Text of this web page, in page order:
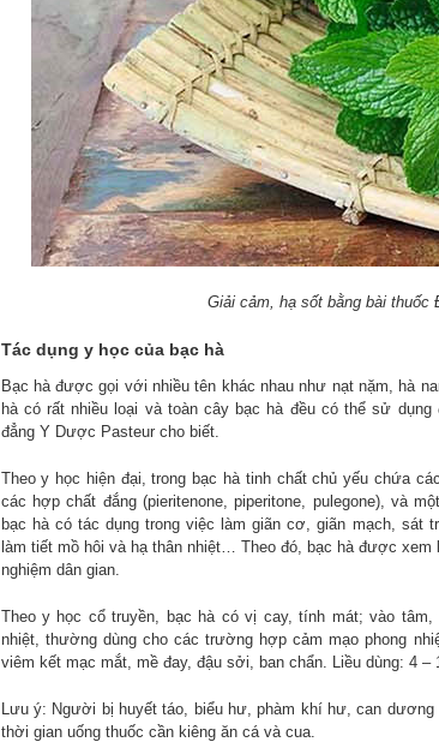
Giải cảm, hạ sốt bằng bài thuốc
Tác dụng y học của bạc hà
Bạc hà được gọi với nhiều tên khác nhau như nạt nặm, hà
hà có rất nhiều loại và toàn cây bạc hà đều có thể sử
đẳng Y Dược Pasteur cho biết.
Theo y học hiện đại, trong bạc hà tinh chất chủ yếu chứa
các hợp chất đắng (pieritenone, piperitone, pulegone), và
bạc hà có tác dụng trong việc làm giãn cơ, giãn mạch, sát
làm tiết mồ hôi và hạ thân nhiệt… Theo đó, bạc hà được
nghiệm dân gian.
Theo y học cổ truyền, bạc hà có vị cay, tính mát; vào
nhiệt, thường dùng cho các trường hợp cảm mạo phong
viêm kết mạc mắt, mề đay, đậu sởi, ban chẩn. Liều dùng: 4 –
Lưu ý: Người bị huyết táo, biểu hư, phàm khí hư, can
thời gian uống thuốc cần kiêng ăn cá và cua.